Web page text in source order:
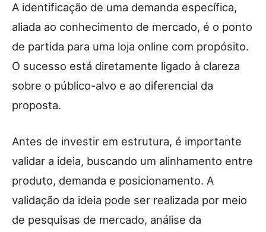
A identificação de uma demanda específica,
aliada ao conhecimento de mercado, é o ponto
de partida para uma loja online com propósito.
O sucesso está diretamente ligado à clareza
sobre o público-alvo e ao diferencial da
proposta.
Antes de investir em estrutura, é importante
validar a ideia, buscando um alinhamento entre
produto, demanda e posicionamento. A
validação da ideia pode ser realizada por meio
de pesquisas de mercado, análise da